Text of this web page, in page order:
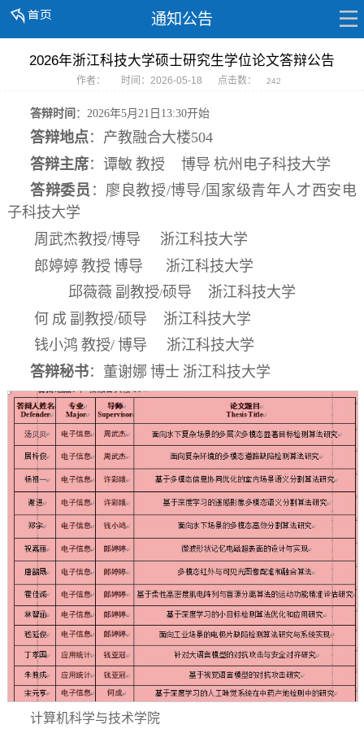
通知公告
2026年浙江科技大学硕士研究生学位论文答辩公告
作者： 时间：2026-05-18 点击数： 242
答辩时间 ：2026年5月21日 13:30开始
答辩地点：产教融合大楼504
答辩主席： 谭敏 教授 博导 杭州电子科技大学
答辩委员 ： 廖良教授/博导/国家级青年人才 西安电
子科技大学
周武杰教授/博导
浙江科技大学
郎婷婷 教授 博导
浙江科技大学
邱薇薇 副教授/硕导
浙江科技大学
何 成 副教授/硕导
浙江科技大学
钱小鸿 教授/ 博导
浙江科技大学
答辩秘书： 董谢娜 博士 浙江科技大学
计算机科学与技术学院